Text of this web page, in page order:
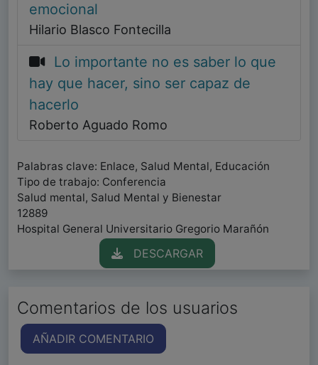
emocional
Hilario Blasco Fontecilla
Lo importante no es saber lo que
hay que hacer, sino ser capaz de
hacerlo
Roberto Aguado Romo
Palabras clave: Enlace, Salud Mental, Educación
Tipo de trabajo: Conferencia
Salud mental, Salud Mental y Bienestar
12889
Hospital General Universitario Gregorio Marañón
DESCARGAR
Comentarios de los usuarios
AÑADIR COMENTARIO